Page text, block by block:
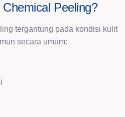
Peeling?
tergantung pada kondisi kulit
secara umum: